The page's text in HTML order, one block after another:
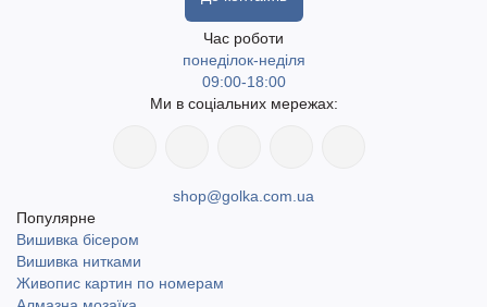
Час роботи
понеділок-неділя
09:00-18:00
Ми в соціальних мережах:
shop@golka.com.ua
Популярне
Вишивка бісером
Вишивка нитками
Живопис картин по номерам